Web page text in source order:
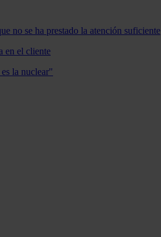
no se ha prestado la atención suficiente
en el cliente
la nuclear"